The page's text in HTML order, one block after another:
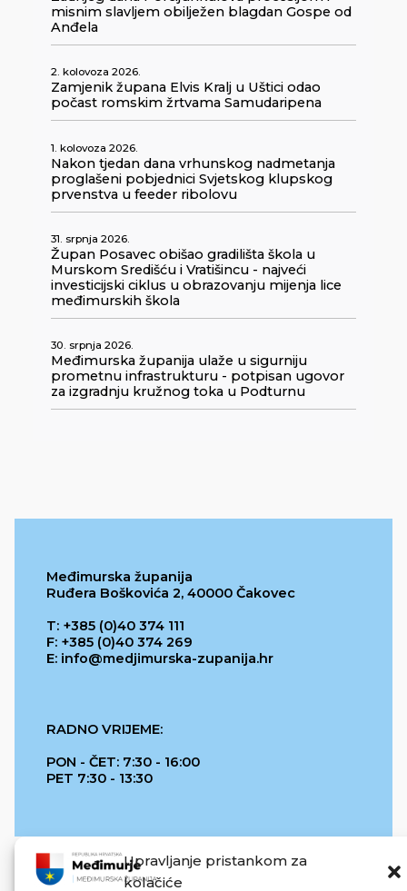
Upravljanje pristankom za
kolačiće
misnim slavljem obilježen blagdan Gospe od
Anđela
2. kolovoza 2026.
Zamjenik župana Elvis Kralj u Uštici odao
počast romskim žrtvama Samudaripena
1. kolovoza 2026.
Nakon tjedan dana vrhunskog nadmetanja
proglašeni pobjednici Svjetskog klupskog
prvenstva u feeder ribolovu
31. srpnja 2026.
Župan Posavec obišao gradilišta škola u
Murskom Središću i Vratišincu - najveći
investicijski ciklus u obrazovanju mijenja lice
međimurskih škola
30. srpnja 2026.
Međimurska županija ulaže u sigurniju
prometnu infrastrukturu - potpisan ugovor
za izgradnju kružnog toka u Podturnu
Međimurska županija
Ruđera Boškovića 2, 40000 Čakovec
T: +385 (0)40 374 111
F: +385 (0)40 374 269
E: info@medjimurska-zupanija.hr
RADNO VRIJEME:
PON - ČET: 7:30 - 16:00
PET 7:30 - 13:30